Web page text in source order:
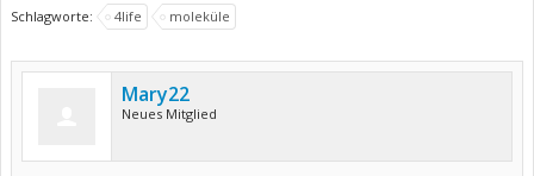
Schlagworte: 4life moleküle
Mary22
Neues Mitglied